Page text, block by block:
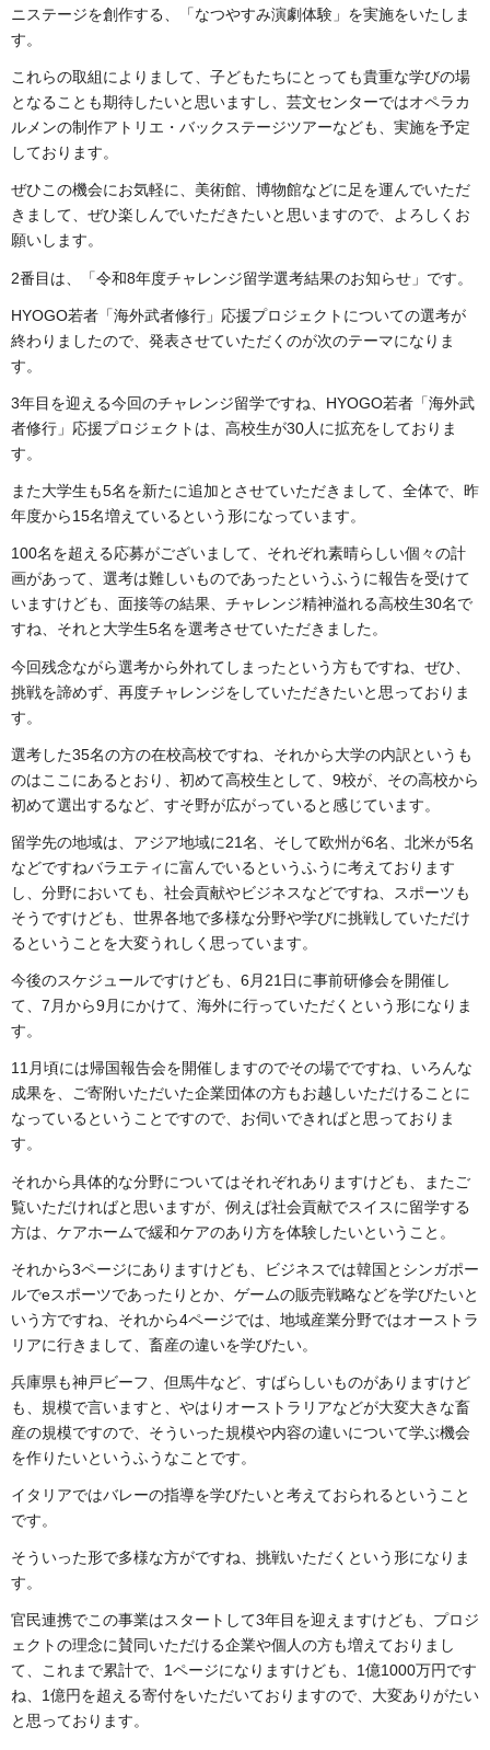
ニステージを創作する、「なつやすみ演劇体験」を実施をいたしま
す。
これらの取組によりまして、子どもたちにとっても貴重な学びの場
となることも期待したいと思いますし、芸文センターではオペラカ
ルメンの制作アトリエ・バックステージツアーなども、実施を予定
しております。
ぜひこの機会にお気軽に、美術館、博物館などに足を運んでいただ
きまして、ぜひ楽しんでいただきたいと思いますので、よろしくお
願いします。
2番目は、「令和8年度チャレンジ留学選考結果のお知らせ」です。
HYOGO若者「海外武者修行」応援プロジェクトについての選考が
終わりましたので、発表させていただくのが次のテーマになりま
す。
3年目を迎える今回のチャレンジ留学ですね、HYOGO若者「海外武
者修行」応援プロジェクトは、高校生が30人に拡充をしておりま
す。
また大学生も5名を新たに追加とさせていただきまして、全体で、昨
年度から15名増えているという形になっています。
100名を超える応募がございまして、それぞれ素晴らしい個々の計
画があって、選考は難しいものであったというふうに報告を受けて
いますけども、面接等の結果、チャレンジ精神溢れる高校生30名で
すね、それと大学生5名を選考させていただきました。
今回残念ながら選考から外れてしまったという方もですね、ぜひ、
挑戦を諦めず、再度チャレンジをしていただきたいと思っておりま
す。
選考した35名の方の在校高校ですね、それから大学の内訳というも
のはここにあるとおり、初めて高校生として、9校が、その高校から
初めて選出するなど、すそ野が広がっていると感じています。
留学先の地域は、アジア地域に21名、そして欧州が6名、北米が5名
などですねバラエティに富んでいるというふうに考えております
し、分野においても、社会貢献やビジネスなどですね、スポーツも
そうですけども、世界各地で多様な分野や学びに挑戦していただけ
るということを大変うれしく思っています。
今後のスケジュールですけども、6月21日に事前研修会を開催し
て、7月から9月にかけて、海外に行っていただくという形になりま
す。
11月頃には帰国報告会を開催しますのでその場でですね、いろんな
成果を、ご寄附いただいた企業団体の方もお越しいただけることに
なっているということですので、お伺いできればと思っておりま
す。
それから具体的な分野についてはそれぞれありますけども、またご
覧いただければと思いますが、例えば社会貢献でスイスに留学する
方は、ケアホームで緩和ケアのあり方を体験したいということ。
それから3ページにありますけども、ビジネスでは韓国とシンガポー
ルでeスポーツであったりとか、ゲームの販売戦略などを学びたいと
いう方ですね、それから4ページでは、地域産業分野ではオーストラ
リアに行きまして、畜産の違いを学びたい。
兵庫県も神戸ビーフ、但馬牛など、すばらしいものがありますけど
も、規模で言いますと、やはりオーストラリアなどが大変大きな畜
産の規模ですので、そういった規模や内容の違いについて学ぶ機会
を作りたいというふうなことです。
イタリアではバレーの指導を学びたいと考えておられるということ
です。
そういった形で多様な方がですね、挑戦いただくという形になりま
す。
官民連携でこの事業はスタートして3年目を迎えますけども、プロジ
ェクトの理念に賛同いただける企業や個人の方も増えておりまし
て、これまで累計で、1ページになりますけども、1億1000万円です
ね、1億円を超える寄付をいただいておりますので、大変ありがたい
と思っております。